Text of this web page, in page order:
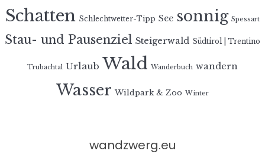
Schatten Schlechtwetter-Tipp See sonnig Spessart
Stau- und Pausenziel Steigerwald Südtirol | Trentino
Trubachtal Urlaub Wald Wanderbuch wandern
Wasser Wildpark & Zoo Winter
wandzwerg.eu